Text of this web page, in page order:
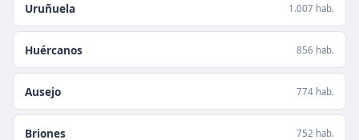
Uruñuela 1.007 hab.
Huércanos 856 hab.
Ausejo 774 hab.
Briones 752 hab.